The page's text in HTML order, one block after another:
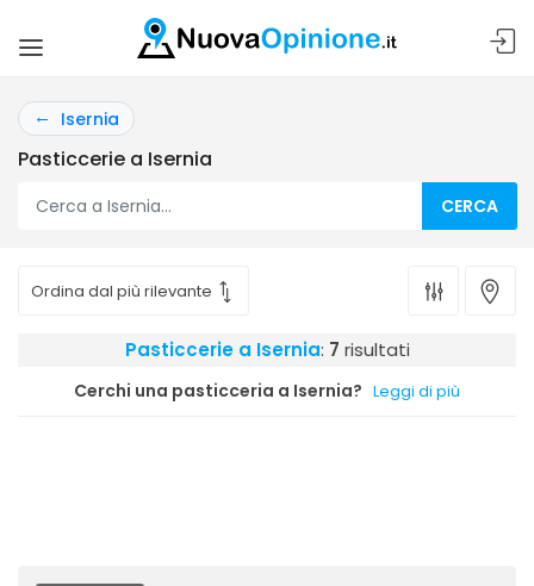
Isernia
Pasticcerie a Isernia
CERCA
Pasticcerie a Isernia: 7 risultati
Cerchi una pasticceria a Isernia? Leggi di più